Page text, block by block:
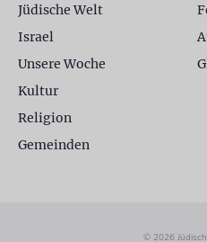
Jüdische Welt
Israel
Unsere Woche
Kultur
Religion
Gemeinden
© 2026